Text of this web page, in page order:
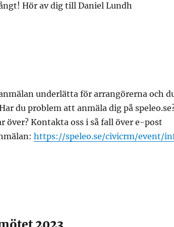
Hör av dig till Daniel Lundh
underlätta för arrangörerna och
du problem att anmäla dig på
över? Kontakta oss i så fall över e-post
https://speleo.se/civicrm/event/